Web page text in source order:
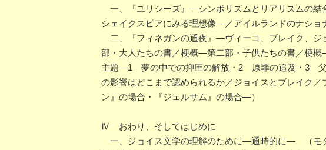
一、『ユリシーズ』―シンボリズムとリアリズム
シェイクスピアにみる理想像―／アイルランドのナショ
二、『フィネガンの通夜』―ヴィーコ、ブレイク、
部・大人たちの書／梗概―第二部・子供たちの書／梗
主題―1 夢の中での抑圧の解放・2 原罪の追及・3
の影響はどこまで認められるか／ジョイスとブレイク
ン』の場合・『ジェルサム』の場合―）
Ⅳ おわり、そしてはじめに
一、ジョイス文学の理解のために―通時的に― （モ